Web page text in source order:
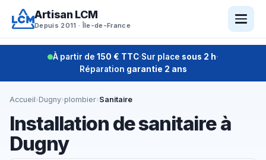
contenu
Artisan LCM
Depuis 2011 · Île-de-France
À partir de 150 € TTC·Sur place sous 2 h·
Réparation garantie 2 ans
Accueil›Dugny›plombier›Sanitaire
Installation de sanitaire à
Dugny